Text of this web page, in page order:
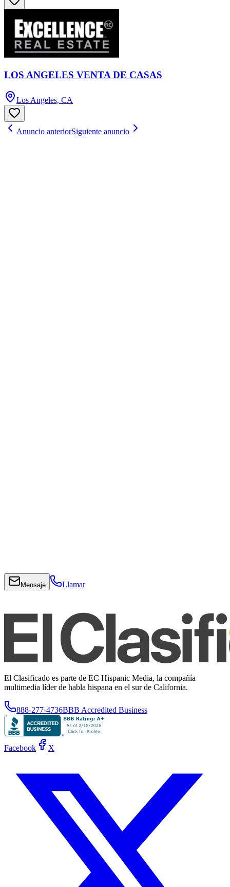
LOS ANGELES VENTA DE CASAS
Los Angeles, CA
Anuncio anteriorSiguiente anuncio
Mensaje Llamar
El Clasificado es parte de EC Hispanic Media, la compañía
multimedia líder de habla hispana en el sur de California.
888-277-4736BBB Accredited Business
Facebook X